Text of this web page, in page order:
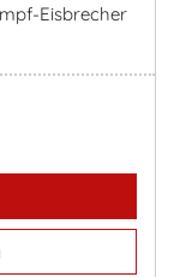
Eisbrecher